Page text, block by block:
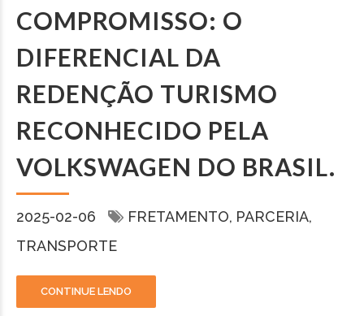
COMPROMISSO: O
DIFERENCIAL DA
REDENÇÃO TURISMO
RECONHECIDO PELA
VOLKSWAGEN DO BRASIL.
2025-02-06 FRETAMENTO PARCERIA
TRANSPORTE
CONTINUE LENDO